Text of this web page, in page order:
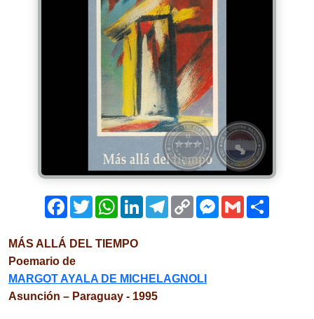
Facebook
TwitterWhatsApp
LinkedInTelegram
Copy
Link
Messenger
Gmail
MÁS ALLÁ DEL TIEMPO
Poemario de
MARGOT AYALA DE MICHELAGNOLI
Asunción – Paraguay - 1995